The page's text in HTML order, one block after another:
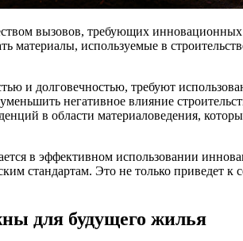
вызовов, требующих
материалы, используемые в
и долговечностью, требуют
негативное влияние
в области материаловедения,
в эффективном использовании
стандартам. Это не только
для будущего жилья